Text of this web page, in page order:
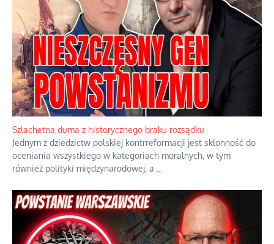
Szlachetna duma z historycznego braku rozsądku
Jednym z dziedzictw polskiej kontrreformacji jest skłonność do
oceniania wszystkiego w kategoriach moralnych, w tym
również polityki międzynarodowej, a